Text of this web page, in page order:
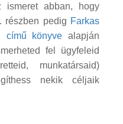
abban, hogy
részben pedig Farkas
című könyve alapján
fel ügyfeleid
munkatársaid)
nekik céljaik